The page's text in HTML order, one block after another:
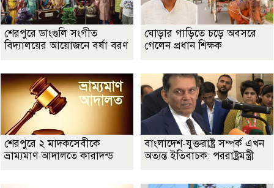
শেরপুরে ডাংগুলি সংগীত
বিদ্যালয়ের আয়োজনে বর্ষা বরণ
ঘোড়ার গাড়িতে চড়ে অবসরে
গেলেন প্রধান শিক্ষক
শেরপুরে ২ মাদকসেবীকে
ভ্রাম্যমাণ আদালতে কারাদন্ড
বাংলাদেশ-যুক্তরাষ্ট্র সম্পর্ক এখন
অত্যন্ত ইতিবাচক: পররাষ্ট্রমন্ত্রী